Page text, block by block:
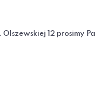
12 prosimy